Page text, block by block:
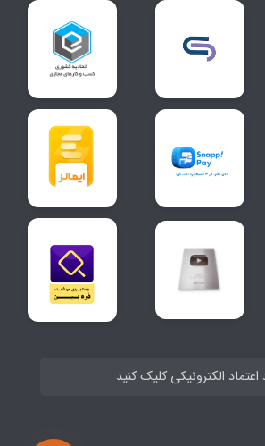
اعتماد الکترونیکی کلیک کنید